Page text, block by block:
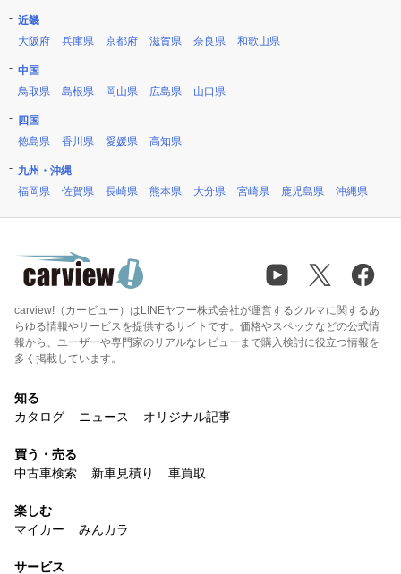
近畿
大阪府
兵庫県 京都府 滋賀県 奈良県 和歌山県
中国
鳥取県
島根県 岡山県 広島県 山口県
四国
徳島県
香川県 愛媛県 高知県
九州・沖縄
福岡県
佐賀県 長崎県 熊本県 大分県 宮崎県 鹿児島県 沖縄県
carview!（カービュー）はLINEヤフー株式会社が運営するクルマに関するあ
らゆる情報やサービスを提供するサイトです。価格やスペックなどの公式情
報から、ユーザーや専門家のリアルなレビューまで購入検討に役立つ情報を
多く掲載しています。
知る
カタログ
ニュース オリジナル記事
買う・売る
中古車検索
新車見積り 車買取
楽しむ
マイカー
みんカラ
サービス